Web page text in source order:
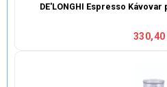
DE'LONGHI Espresso Kávovar
330,40